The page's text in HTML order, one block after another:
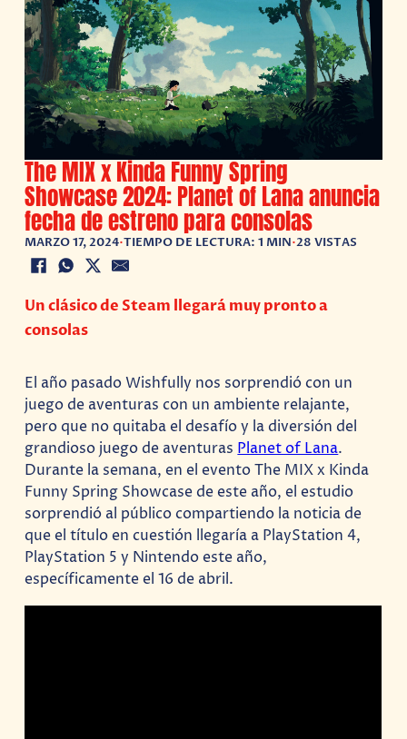
The MIX x Kinda Funny Spring
Showcase 2024: Planet of Lana anuncia
fecha de estreno para consolas
MARZO 17, 2024•TIEMPO DE LECTURA: 1 MIN•28 VISTAS
Un clásico de Steam llegará muy pronto a
consolas
El año pasado Wishfully nos sorprendió con un
juego de aventuras con un ambiente relajante,
pero que no quitaba el desafío y la diversión del
grandioso juego de aventurasPlanet of Lana.
Durante la semana, en el evento The MIX x Kinda
Funny Spring Showcase de este año, el estudio
sorprendió al público compartiendo la noticia de
que el título en cuestión llegaría a PlayStation 4,
PlayStation 5 y Nintendo este año,
específicamente el 16 de abril.